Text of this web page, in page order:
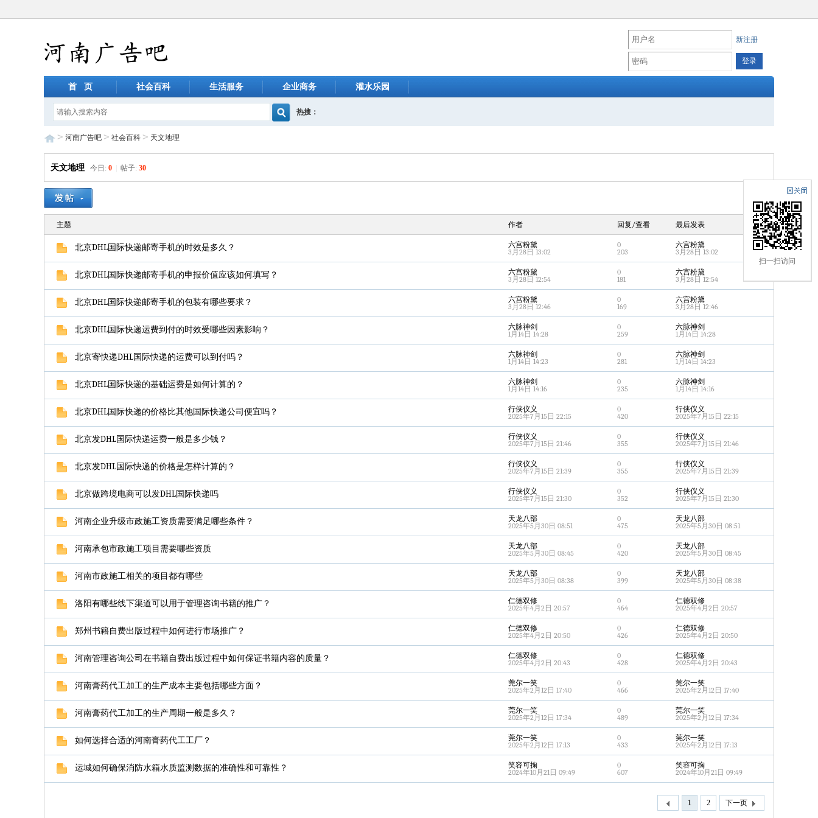
新注册
首 页 社会百科 生活服务 企业商务 灌水乐园
热搜：
> 河南广告吧 > 社会百科 > 天文地理
天文地理 今日: 0 帖子: 30
主题 作者 回复/查看 最后发表
北京DHL国际快递邮寄手机的时效是多久？
六宫粉黛
3月28日 13:02
0
203
六宫粉黛
3月28日 13:02
北京DHL国际快递邮寄手机的申报价值应该如何填写？
六宫粉黛
3月28日 12:54
0
181
六宫粉黛
3月28日 12:54
北京DHL国际快递邮寄手机的包装有哪些要求？
六宫粉黛
3月28日 12:46
0
169
六宫粉黛
3月28日 12:46
北京DHL国际快递运费到付的时效受哪些因素影响？
六脉神剑
1月14日 14:28
0
259
六脉神剑
1月14日 14:28
北京寄快递DHL国际快递的运费可以到付吗？
六脉神剑
1月14日 14:23
0
281
六脉神剑
1月14日 14:23
北京DHL国际快递的基础运费是如何计算的？
六脉神剑
1月14日 14:16
0
235
六脉神剑
1月14日 14:16
北京DHL国际快递的价格比其他国际快递公司便宜吗？
行侠仪义
2025年7月15日 22:15
0
420
行侠仪义
2025年7月15日 22:15
北京发DHL国际快递运费一般是多少钱？
行侠仪义
2025年7月15日 21:46
0
355
行侠仪义
2025年7月15日 21:46
北京发DHL国际快递的价格是怎样计算的？
行侠仪义
2025年7月15日 21:39
0
355
行侠仪义
2025年7月15日 21:39
北京做跨境电商可以发DHL国际快递吗
行侠仪义
2025年7月15日 21:30
0
352
行侠仪义
2025年7月15日 21:30
河南企业升级市政施工资质需要满足哪些条件？
天龙八部
2025年5月30日 08:51
0
475
天龙八部
2025年5月30日 08:51
河南承包市政施工项目需要哪些资质
天龙八部
2025年5月30日 08:45
0
420
天龙八部
2025年5月30日 08:45
河南市政施工相关的项目都有哪些
天龙八部
2025年5月30日 08:38
0
399
天龙八部
2025年5月30日 08:38
洛阳有哪些线下渠道可以用于管理咨询书籍的推广？
仁德双修
2025年4月2日 20:57
0
464
仁德双修
2025年4月2日 20:57
郑州书籍自费出版过程中如何进行市场推广？
仁德双修
2025年4月2日 20:50
0
426
仁德双修
2025年4月2日 20:50
河南管理咨询公司在书籍自费出版过程中如何保证书籍内容的质量？
仁德双修
2025年4月2日 20:43
0
428
仁德双修
2025年4月2日 20:43
河南膏药代工加工的生产成本主要包括哪些方面？
莞尔一笑
2025年2月12日 17:40
0
466
莞尔一笑
2025年2月12日 17:40
河南膏药代工加工的生产周期一般是多久？
莞尔一笑
2025年2月12日 17:34
0
489
莞尔一笑
2025年2月12日 17:34
如何选择合适的河南膏药代工工厂？
莞尔一笑
2025年2月12日 17:13
0
433
莞尔一笑
2025年2月12日 17:13
运城如何确保消防水箱水质监测数据的准确性和可靠性？
笑容可掬
2024年10月21日 09:49
0
607
笑容可掬
2024年10月21日 09:49
1 2 下一页
扫一扫访问